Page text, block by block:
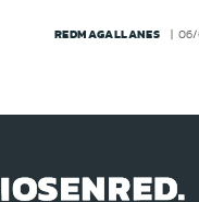
REDMAGALLANES 06/